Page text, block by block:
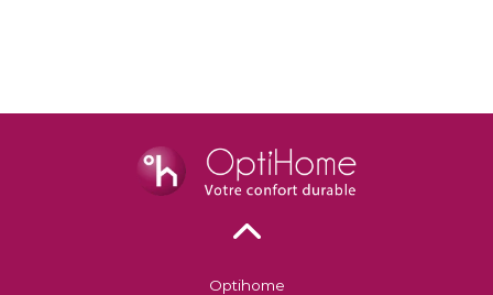
Optihome